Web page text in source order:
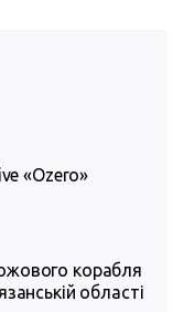
«Ozero»
корабля
області